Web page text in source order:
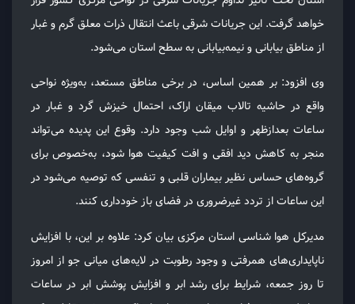
خواهد گرفت. این جریانات شرقی باعث انتقال ذرات معلق گرم و غبار
از مناطق بیابانی و نیمه‌بیابانی به سطح استان می‌شود.
وی افزود: بر همین اساس، در برخی مناطق مستعد، به‌ویژه نواحی
واقع در حاشیه تالاب میقان اراک، احتمال خیزش گرد و غبار در
ساعات بعدازظهر و اوایل شب وجود دارد. وقوع این پدیده می‌تواند
منجر به کاهش دید افقی و افت کیفیت هوا شود، به‌خصوص برای
گروه‌های حساس نظیر بیماران قلبی و تنفسی که توصیه می‌شود در
این ساعات از تردد غیرضروری در فضای باز خودداری کنند.
مدیرکل هوا شناسی استان مرکزی بیان کرد: علاوه بر این، با افزایش
ناپایداری‌های همرفتی و وجود رطوبت در لایه‌های میانی جو از امروز
تا روز جمعه، شرایط برای رشد ابر و افزایش پوشش ابر در ساعات